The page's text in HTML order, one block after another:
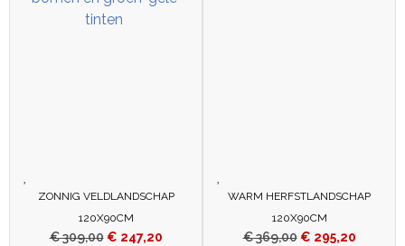
ZONNIG VELDLANDSCHAP
120X90CM
€309,00 € 247,20
WARM HERFSTLANDSCHAP
120X90CM
€369,00 € 295,20